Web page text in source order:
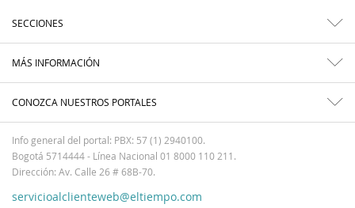
SECCIONES
MÁS INFORMACIÓN
CONOZCA NUESTROS PORTALES
Info general del portal: PBX: 57 (1) 2940100.
Bogotá 5714444 - Línea Nacional 01 8000 110 211.
Dirección: Av. Calle 26 # 68B-70.
servicioalclienteweb@eltiempo.com